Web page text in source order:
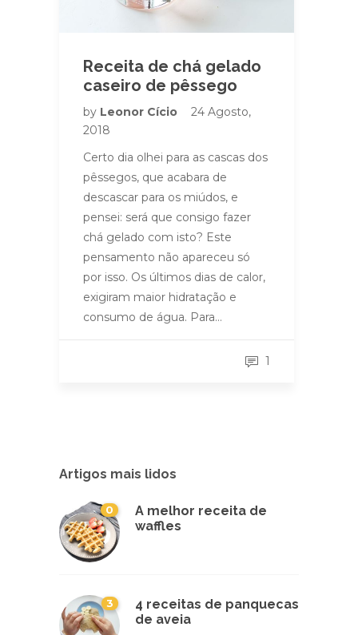
Receita de chá gelado
caseiro de pêssego
by Leonor Cício
24 Agosto,
2018
Certo dia olhei para as cascas dos
pêssegos, que acabara de
descascar para os miúdos, e
pensei: será que consigo fazer
chá gelado com isto? Este
pensamento não apareceu só
por isso. Os últimos dias de calor,
exigiram maior hidratação e
consumo de água. Para…
1
Artigos mais lidos
0
A melhor receita de
waffles
3
4 receitas de panquecas
de aveia